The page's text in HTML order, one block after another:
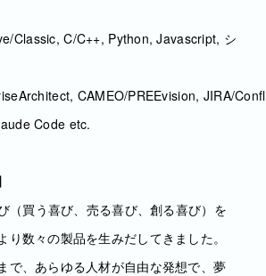
Classic, C/C++, Python, Javascript, シ
CAMEO/PREEvision, JIRA/
Code etc.
（買う喜び、売る喜び、創る喜び）を
り数々の製品を生みだしてきました。
で、あらゆる人材が自由な発想で、夢